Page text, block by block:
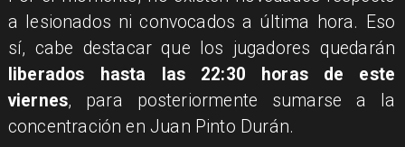
a lesionados ni convocados a última hora. Eso
sí, cabe destacar que los jugadores quedarán
liberados hasta las 22:30 horas de este
viernes, para posteriormente sumarse a la
concentración en Juan Pinto Durán.